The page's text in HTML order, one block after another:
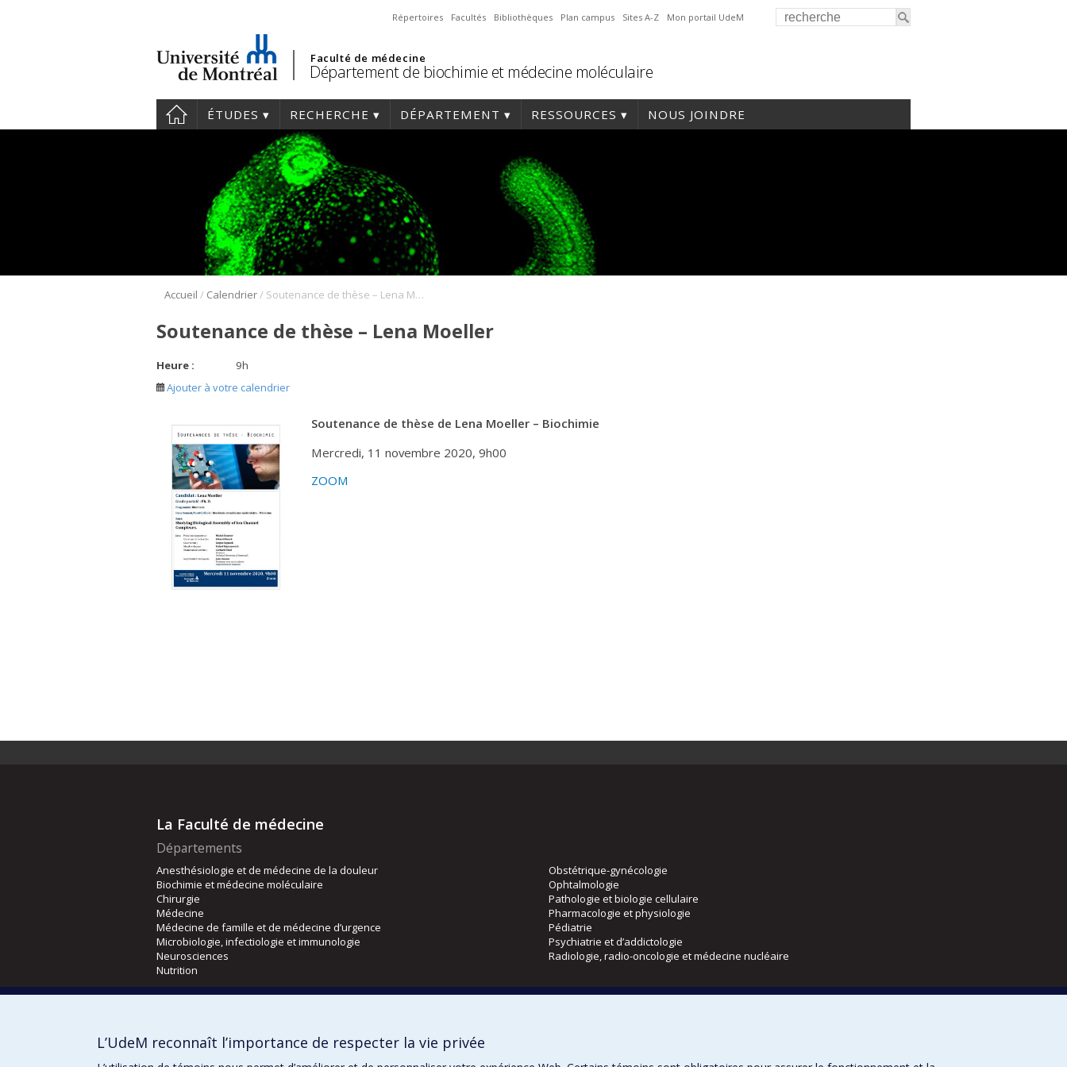
Répertoires Facultés Bibliothèques Plan campus Sites A-Z Mon portail UdeM
Faculté de médecine
Département de biochimie et médecine moléculaire
ÉTUDES RECHERCHE DÉPARTEMENT RESSOURCES NOUS JOINDRE
Accueil / Calendrier/ Soutenance de thèse – Lena Moeller
Soutenance de thèse – Lena Moeller
Heure : 9h
Ajouter à votre calendrier
Soutenance de thèse de Lena Moeller – Biochimie
Mercredi, 11 novembre 2020, 9h00
ZOOM
La Faculté de médecine
Départements
Anesthésiologie et de médecine de la douleur
Biochimie et médecine moléculaire
Chirurgie
Médecine
Médecine de famille et de médecine d’urgence
Microbiologie, infectiologie et immunologie
Neurosciences
Nutrition
Obstétrique-gynécologie
Ophtalmologie
Pathologie et biologie cellulaire
Pharmacologie et physiologie
Pédiatrie
Psychiatrie et d’addictologie
Radiologie, radio-oncologie et médecine nucléaire
Orthophonie et audiologie
L’UdeM reconnaît l’importance de respecter la vie privée